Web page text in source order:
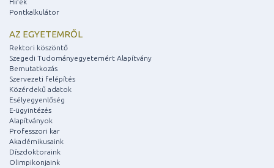
Hírek
Pontkalkulátor
AZ EGYETEMRŐL
Rektori köszöntő
Szegedi Tudományegyetemért Alapítvány
Bemutatkozás
Szervezeti felépítés
Közérdekű adatok
Esélyegyenlőség
E-ügyintézés
Alapítványok
Professzori kar
Akadémikusaink
Díszdoktoraink
Olimpikonjaink